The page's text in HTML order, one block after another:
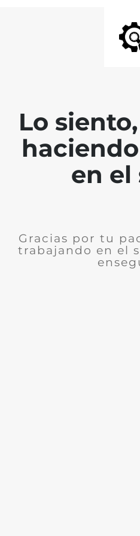
Lo
en el
Gracias por tu
trabajando en el